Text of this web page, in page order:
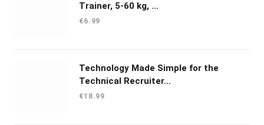
Trainer, 5-60 kg, ...
€6.99
Technology Made Simple for the
Technical Recruiter...
€18.99